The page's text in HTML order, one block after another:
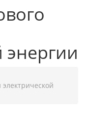
энергии